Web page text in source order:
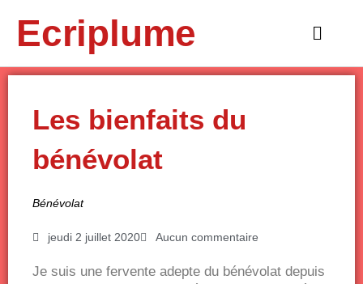
contenuEcriplume
Main
Les bienfaits du
bénévolat
Bénévolat
jeudi 2 juillet 2020 Aucun commentaire
Je suis une fervente adepte du bénévolat depuis